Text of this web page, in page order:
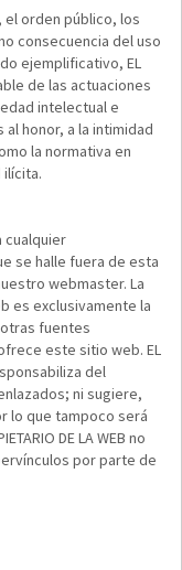
el orden público, los
consecuencia del uso
ejemplificativo, EL
de las actuaciones
intelectual e
honor, a la intimidad
la normativa en
cualquier
se halle fuera de esta
webmaster. La
es exclusivamente la
fuentes
este sitio web. EL
del
ni sugiere,
lo que tampoco será
DE LA WEB no
por parte de